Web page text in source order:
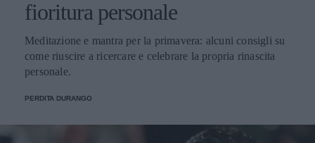
fioritura personale
Meditazione e mantra per la primavera: alcuni consigli su
come riuscire a ricercare e celebrare la propria rinascita
personale.
PERDITA DURANGO